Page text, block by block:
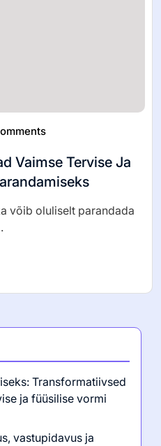
Vaimse Tervise Ja
võib oluliselt parandada
Transformatiivsed
ja füüsilise vormi
vastupidavus ja